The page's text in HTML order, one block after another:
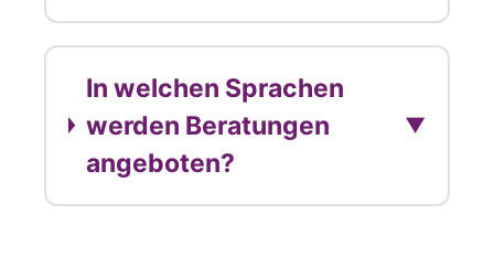
In welchen Sprachen
werden Beratungen
angeboten?
▼